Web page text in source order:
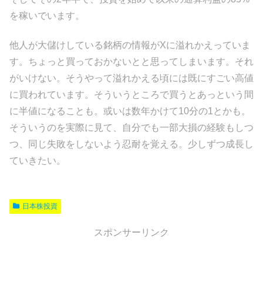
を稼いでいます。
他人が大儲けしている銘柄の情報がXに溢れかえっていま
す。ちょっと買っておかないとと思ってしまいます。それ
がいけない。そうやって溢れかえる頃には既にすごい高値
に買われています。そういうところで買うとあっという間
に半値になることも。或いは数年かけて10分の1とかも。
そういうのを実際に見て、自分でも一部大損の経験もしつ
つ、同じ失敗をしないよう忍耐を覚える。少しずつ成長し
ていきたい。
日本株投資
スポンサーリンク